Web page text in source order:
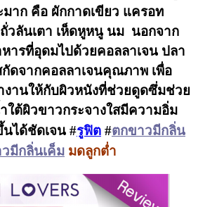
าก คือ ผักกาดเขียว แครอท
ถั่วลันเตา เห็ดหูหนู นม นอกจาก
ารที่อุดมไปด้วยคอลลาเจน ปลา
กัดจากคอลลาเจนคุณภาพ เพื่อ
งานให้กับผิวหนังที่ช่วยดูดซึ่มช่วย
ใต้ผิวขาวกระจางใสมีความอิ่ม
นได้ชัดเจน #รูฟิต #ตกขาวมีกลิ่น
มีกลิ่นเค็ม มดลูกต่ำ